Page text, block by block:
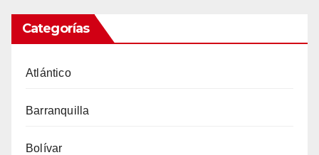
Categorías
Atlántico
Barranquilla
Bolívar